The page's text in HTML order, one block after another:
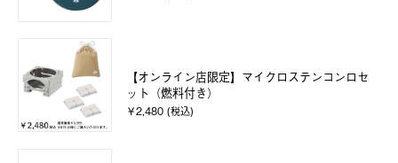
【オンライン店限定】マイクロステンコンロセ
ット（燃料付き）
￥2,480 (税込)